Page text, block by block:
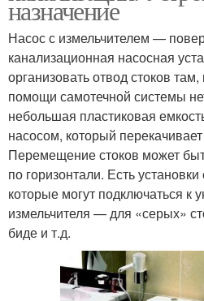
назначение
Насос с измельчителем —
канализационная насосная
организовать отвод стоков там,
помощи самотечной системы
небольшая пластиковая
насосом, который
Перемещение стоков может
по горизонтали. Есть
которые могут подключаться к
измельчителя — для «серых»
биде и т.д.